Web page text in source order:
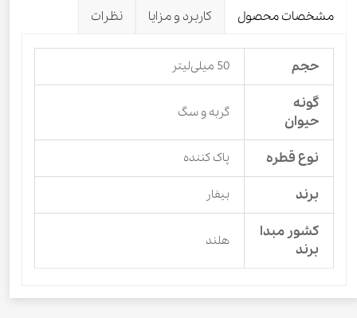
مشخصات محصول کاربرد و مزایا نظرات
حجم 50 میلی‌لیتر
گونه
حیوان
گربه و سگ
نوع قطره پاک کننده
برند بیفار
کشور مبدا
برند
هلند